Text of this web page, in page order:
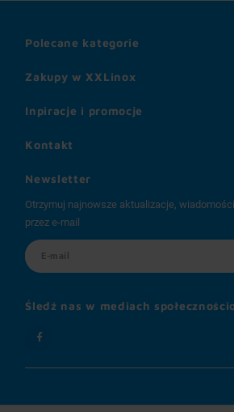
Zakupy w XXLinox
Inpiracje i promocje
Polecane kategorie
Kontakt
Newsletter
Otrzymuj najnowsze aktualizacje,
przez e-mail
Śledź nas w mediach